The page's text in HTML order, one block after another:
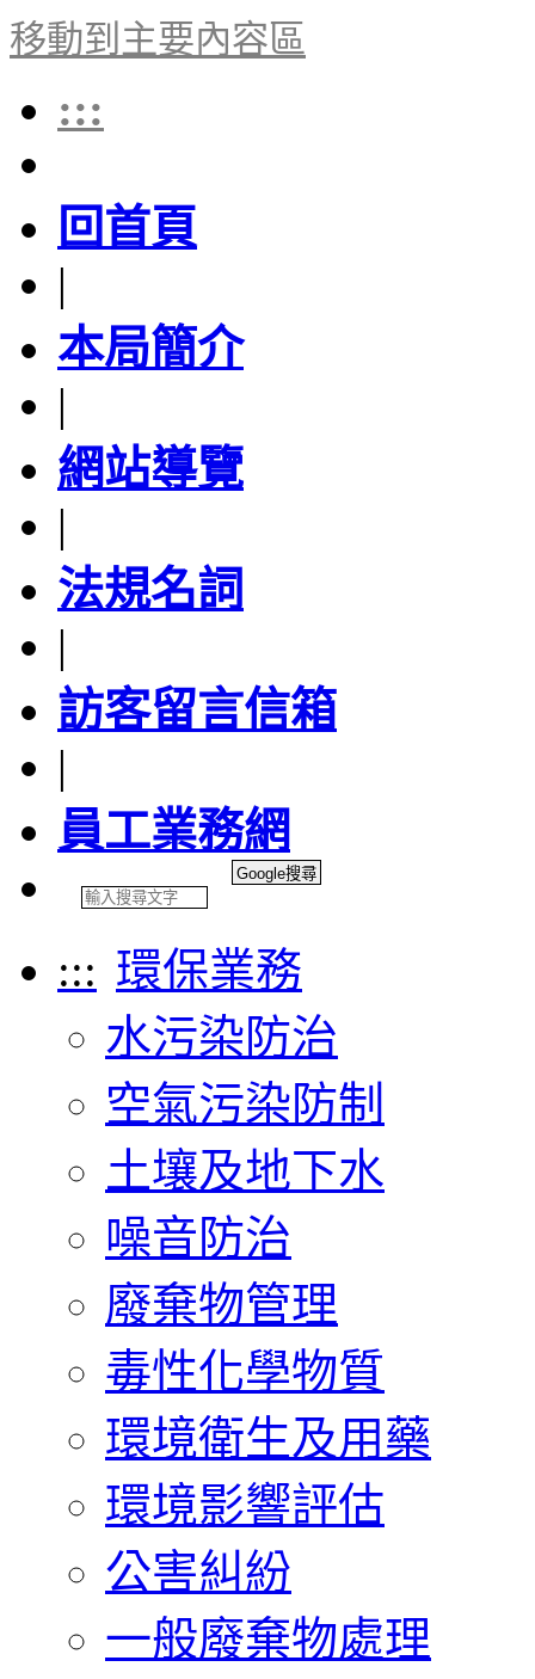
移動到主要內容區
:::
回首頁
|
本局簡介
|
網站導覽
|
法規名詞
|
訪客留言信箱
|
員工業務網
::: 環保業務
水污染防治
空氣污染防制
土壤及地下水
噪音防治
廢棄物管理
毒性化學物質
環境衛生及用藥
環境影響評估
公害糾紛
一般廢棄物處理